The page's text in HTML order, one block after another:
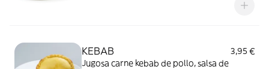
KEBAB
3,95 €
Jugosa carne kebab de pollo, salsa de